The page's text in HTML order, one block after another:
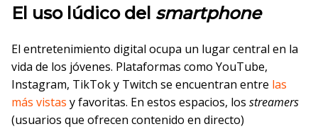
El uso lúdico del smartphone
El entretenimiento digital ocupa un lugar central en la
vida de los jóvenes. Plataformas como YouTube,
Instagram, TikTok y Twitch se encuentran entre las
más vistas y favoritas. En estos espacios, los streamers
(usuarios que ofrecen contenido en directo)